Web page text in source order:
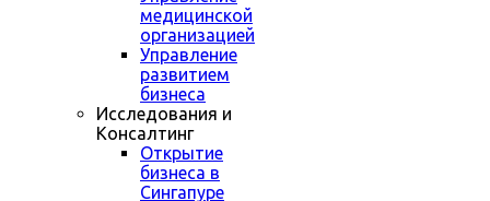
медицинской
организацией
Управление
развитием
бизнеса
Исследования и
Консалтинг
Открытие
бизнеса в
Сингапуре